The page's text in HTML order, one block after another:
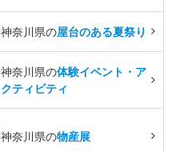
神奈川県の屋台のある夏祭り
神奈川県の体験イベント・ア
クティビティ
神奈川県の物産展